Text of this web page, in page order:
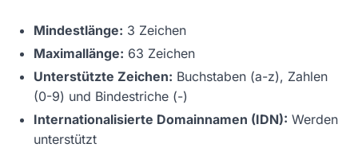
Mindestlänge: 3 Zeichen
Maximallänge: 63 Zeichen
Unterstützte Zeichen: Buchstaben (a-z), Zahlen
(0-9) und Bindestriche (-)
Internationalisierte Domainnamen (IDN): Werden
unterstützt